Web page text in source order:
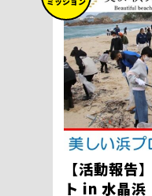
【活動報告
ト in 水晶浜